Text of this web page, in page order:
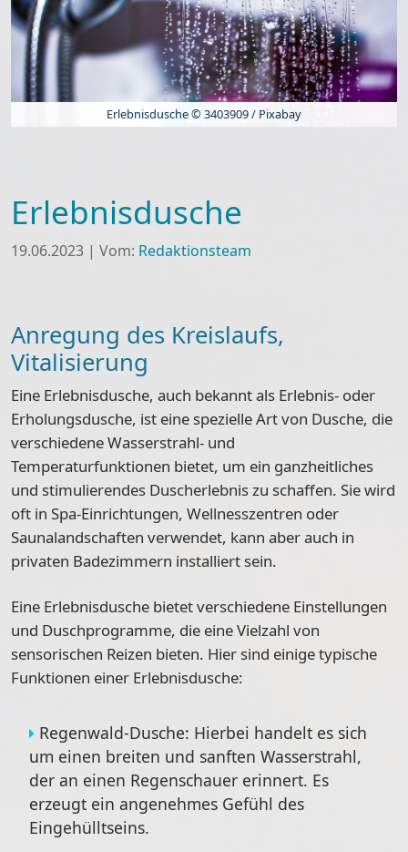
Erlebnisdusche © 3403909 / Pixabay
Erlebnisdusche
19.06.2023 | Vom: Redaktionsteam
Anregung des Kreislaufs,
Vitalisierung
Eine Erlebnisdusche, auch bekannt als Erlebnis- oder
Erholungsdusche, ist eine spezielle Art von Dusche, die
verschiedene Wasserstrahl- und
Temperaturfunktionen bietet, um ein ganzheitliches
und stimulierendes Duscherlebnis zu schaffen. Sie wird
oft in Spa-Einrichtungen, Wellnesszentren oder
Saunalandschaften verwendet, kann aber auch in
privaten Badezimmern installiert sein.
Eine Erlebnisdusche bietet verschiedene Einstellungen
und Duschprogramme, die eine Vielzahl von
sensorischen Reizen bieten. Hier sind einige typische
Funktionen einer Erlebnisdusche:
Regenwald-Dusche: Hierbei handelt es sich
um einen breiten und sanften Wasserstrahl,
der an einen Regenschauer erinnert. Es
erzeugt ein angenehmes Gefühl des
Eingehülltseins.